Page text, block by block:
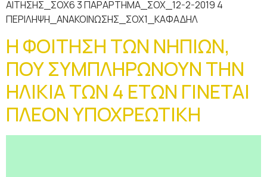
ΑΙΤΗΣΗΣ_ΣΟΧ6 3 ΠΑΡΑΡΤΗΜΑ_ΣΟΧ_12-2-2019 4
ΠΕΡΙΛΗΨΗ_ΑΝΑΚΟΙΝΩΣΗΣ_ΣΟΧ1_ΚΑΦΑΔΗΛ
Η ΦΟΙΤΗΣΗ ΤΩΝ ΝΗΠΙΩΝ,
ΠΟΥ ΣΥΜΠΛΗΡΩΝΟΥΝ ΤΗΝ
ΗΛΙΚΙΑ ΤΩΝ 4 ΕΤΩΝ ΓΙΝΕΤΑΙ
ΠΛΕΟΝ ΥΠΟΧΡΕΩΤΙΚΗ